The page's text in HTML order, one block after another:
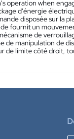
operation when
d'énergie
disposée sur la
fournit un
de
de manipulation de
de limite côté droit,